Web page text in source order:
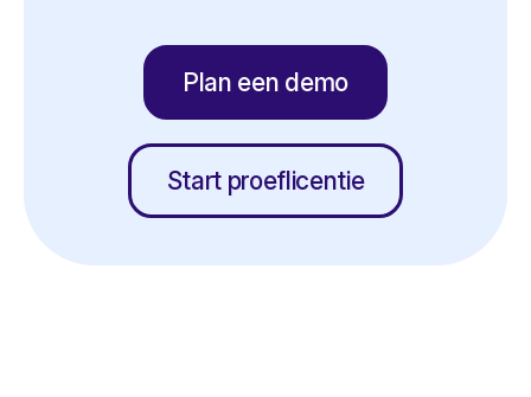
Plan een demo
Start proeflicentie